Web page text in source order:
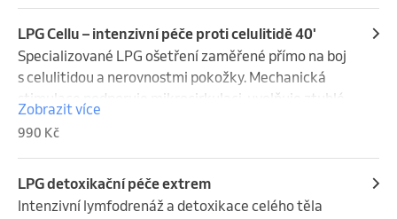
celulitidy. Naše profesionální konzultace vám
pomůže vybrat nejvhodnější procedury podle vašich
individuálních potřeb a cílů. Přijďte se k nám hýčkat a
objevte cestu k dokonalé péči o vaše tělo.
LPG Cellu – intenzivní péče proti celulitidě 40'
Specializované LPG ošetření zaměřené přímo na boj
s celulitidou a nerovnostmi pokožky. Mechanická
stimulace podporuje mikrocirkulaci, uvolňuje ztuhlé
tkáně a aktivuje přirozené procesy obnovy. Po sérii
ošetření si všimnete viditelného vyhladění pokožky,
zmenšení „pomerančové kůry" a zvýšení elasticity.
Ošetření je účinné, příjemné a bezpečné pro všechny
typy pokožky.
Zobrazit více
990 Kč
LPG detoxikační péče extrem
Intenzivní lymfodrenáž a detoxikace celého těla